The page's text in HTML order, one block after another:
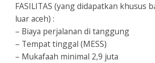
FASILITAS (yang didapatkan khusus
luar aceh) :
– Biaya perjalanan di tanggung
– Tempat tinggal (MESS)
– Mukafaah minimal 2,9 juta